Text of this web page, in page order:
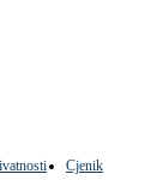
Cjenik